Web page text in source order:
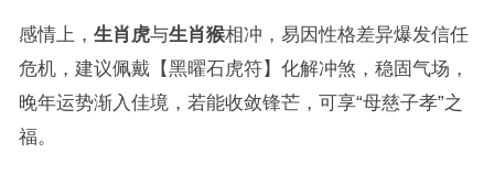
感情上， 生肖虎与生肖猴相冲，易因性格差异爆发信任
危机，建议佩戴【黑曜石虎符】化解冲煞，稳固气场，
晚年运势渐入佳境，若能收敛锋芒，可享“母慈子孝”之
福。